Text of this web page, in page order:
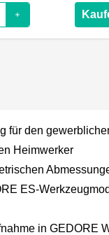
für den
Heimwerker
ES-
in GEDORE